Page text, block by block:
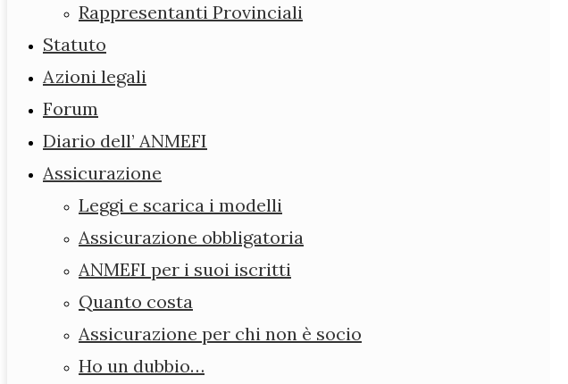
Rappresentanti Provinciali
Statuto
Azioni legali
Forum
Diario dell’ ANMEFI
Assicurazione
Leggi e scarica i modelli
Assicurazione obbligatoria
ANMEFI per i suoi iscritti
Quanto costa
Assicurazione per chi non è socio
Ho un dubbio…
Chi siamo
Consiglio
Consiglio
Nazionale
(consiglieri
regionali)
Rappresentanti
Provinciali
Statuto
Azioni legali